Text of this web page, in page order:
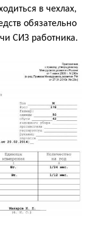
в чехлах,
обязательно
СИЗ работника.